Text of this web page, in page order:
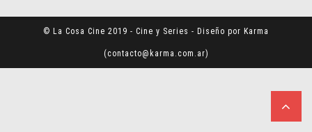
© La Cosa Cine 2019 - Cine y Series - Diseño por Karma
(contacto@karma.com.ar)